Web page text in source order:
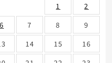
1
2
6 7 8
9
14 15
16